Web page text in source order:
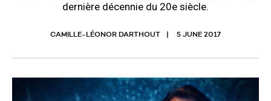
dernière décennie du 20e siècle.
CAMILLE-LÉONOR DARTHOUT 5 JUNE 2017